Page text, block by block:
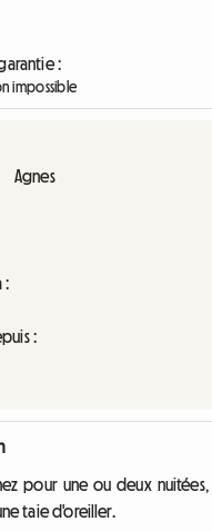
:
impossible
Agnes
:
:
pour une ou deux
taie d'oreiller.